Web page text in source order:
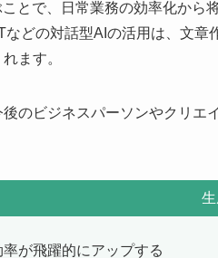
とで、日常業務の効率化から
などの対話型AIの活用は、文
ます。
後のビジネスパーソンやクリエ
が飛躍的にアップする